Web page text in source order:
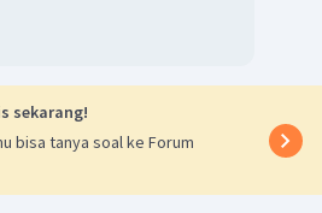
besar
Urutan dari yang
sekarang!
bisa tanya soal ke Forum